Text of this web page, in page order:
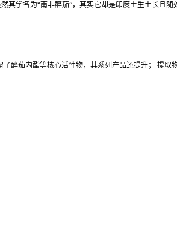
其学名为“南非醉茄”，其实它却是印度土生土长
醉茄内酯等核心活性物，其系列产品还提升； 提